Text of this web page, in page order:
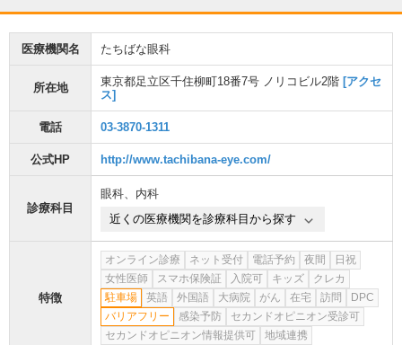
医療機関名 たちばな眼科
所在地 東京都足立区千住柳町18番7号 ノリコビル2階 [アクセ
ス]
電話 03-3870-1311
公式HP http://www.tachibana-eye.com/
診療科目
眼科、 内科
近くの医療機関を診療科目から探す
特徴
オンライン診療 ネット受付 電話予約 夜間
日祝
女性医師
スマホ保険証 入院可 キッズ
クレカ
駐車場
英語 外国語 大病院 がん 在宅 訪問
DPC
バリアフリー
感染予防
セカンドオピニオン受診可
セカンドオピニオン情報提供可
地域連携